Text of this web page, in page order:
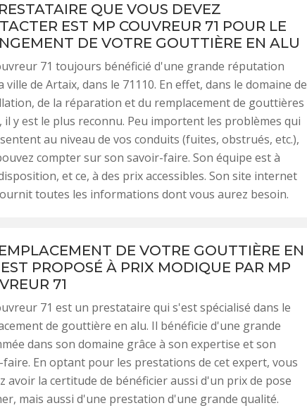
QUE VOUS DEVEZ
EST MP COUVREUR 71 POUR LE
DE VOTRE GOUTTIÈRE EN ALU
71 toujours bénéficié d'une grande réputation
ville de Artaix, dans le 71110. En effet, dans le domaine de
de la réparation et du remplacement de gouttières
il y est le plus reconnu. Peu importent les problèmes qui
au niveau de vos conduits (fuites, obstrués, etc.),
compter sur son savoir-faire. Son équipe est à
et ce, à des prix accessibles. Son site internet
toutes les informations dont vous aurez besoin.
DE VOTRE GOUTTIÈRE EN
PROPOSÉ À PRIX MODIQUE PAR MP
71
71 est un prestataire qui s'est spécialisé dans le
de gouttière en alu. Il bénéficie d'une grande
dans son domaine grâce à son expertise et son
En optant pour les prestations de cet expert, vous
avoir la certitude de bénéficier aussi d'un prix de pose
mais aussi d'une prestation d'une grande qualité.